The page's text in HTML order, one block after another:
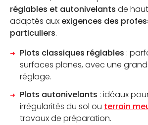
réglables et autonivelants de
adaptés aux exigences des
particuliers.
Plots classiques réglables :
surfaces planes, avec une
réglage.
Plots autonivelants : idéaux
irrégularités du sol ou terrain
travaux de préparation.